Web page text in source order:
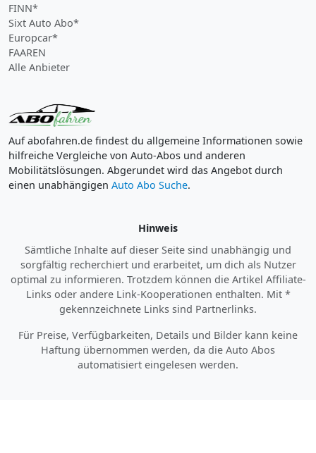
FINN*
Sixt Auto Abo*
Europcar*
FAAREN
Alle Anbieter
Auf abofahren.de findest du allgemeine Informationen sowie
hilfreiche Vergleiche von Auto-Abos und anderen
Mobilitätslösungen. Abgerundet wird das Angebot durch
einen unabhängigen Auto Abo Suche.
Hinweis
Sämtliche Inhalte auf dieser Seite sind unabhängig und
sorgfältig recherchiert und erarbeitet, um dich als Nutzer
optimal zu informieren. Trotzdem können die Artikel Affiliate-
Links oder andere Link-Kooperationen enthalten. Mit *
gekennzeichnete Links sind Partnerlinks.
Für Preise, Verfügbarkeiten, Details und Bilder kann keine
Haftung übernommen werden, da die Auto Abos
automatisiert eingelesen werden.